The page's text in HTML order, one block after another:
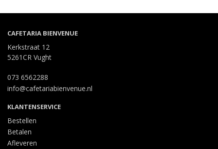
CAFETARIA BIENVENUE
Kerkstraat 12
5261CR Vught
073 6562288
info@cafetariabienvenue.nl
KLANTENSERVICE
Bestellen
Betalen
Afleveren